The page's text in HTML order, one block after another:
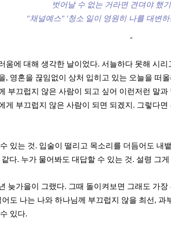
벗어날 수 없는 거라면 견뎌야 했
"채널예스" '청소 일이 영원히 나를 대변
-
움에 대해 생각한 날이었다. 서늘하다 못해 시
, 영혼을 끊임없이 상처 입히고 있는 오늘을 떠
부끄럽지 않은 사람이 되고 싶어 이런저런 말
게 부끄럽지 않은 사람이 되면 되겠지. 그렇다면
있는 것. 입술이 떨리고 목소리를 더듬어도 내
같다. 누가 물어봐도 대답할 수 있는 것. 설령 그
늦가을이 그랬다. 그때 돌이켜보면 그래도 가
어도 나는 나와 하나님께 부끄럽지 않을 최선, 과
있다.